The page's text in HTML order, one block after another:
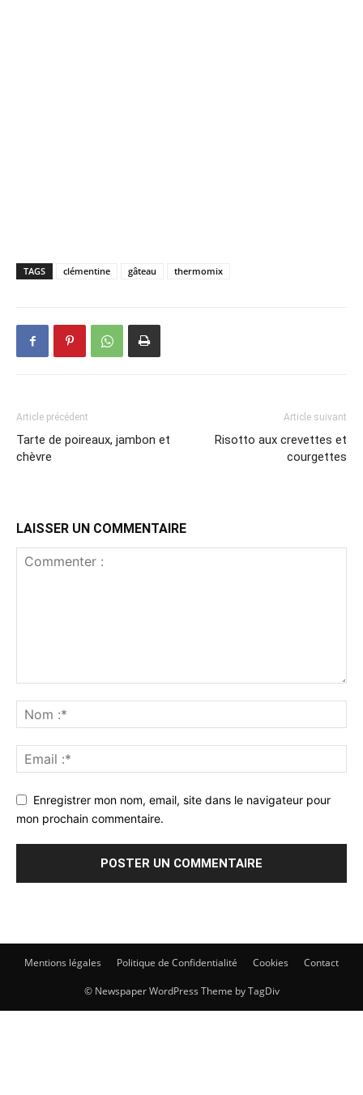
TAGS clémentine gâteau thermomix
Article précédent
Tarte de poireaux, jambon et
chèvre
Article suivant
Risotto aux crevettes et
courgettes
LAISSER UN COMMENTAIRE
Enregistrer mon nom, email, site dans le navigateur pour
mon prochain commentaire.
Mentions légales Politique de Confidentialité Cookies Contact
© Newspaper WordPress Theme by TagDiv